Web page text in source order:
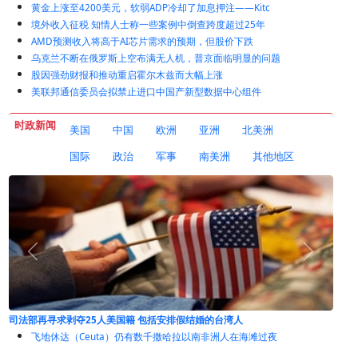
黄金上涨至4200美元，软弱ADP冷却了加息押注——Kitc
境外收入征税 知情人士称一些案例中倒查跨度超过25年
AMD预测收入将高于AI芯片需求的预期，但股价下跌
乌克兰不断在俄罗斯上空布满无人机，普京面临明显的问题
股因强劲财报和推动重启霍尔木兹而大幅上涨
美联邦通信委员会拟禁止进口中国产新型数据中心组件
时政新闻 美国 中国 欧洲 亚洲
北美洲
国际
政治 军事 南美洲 其他地区
涉太阳能电池板与半导体芯片领域 美国拟借“232条款”设多晶硅底价并征
飞地休达（Ceuta）仍有数千撒哈拉以南非洲人在海滩过夜